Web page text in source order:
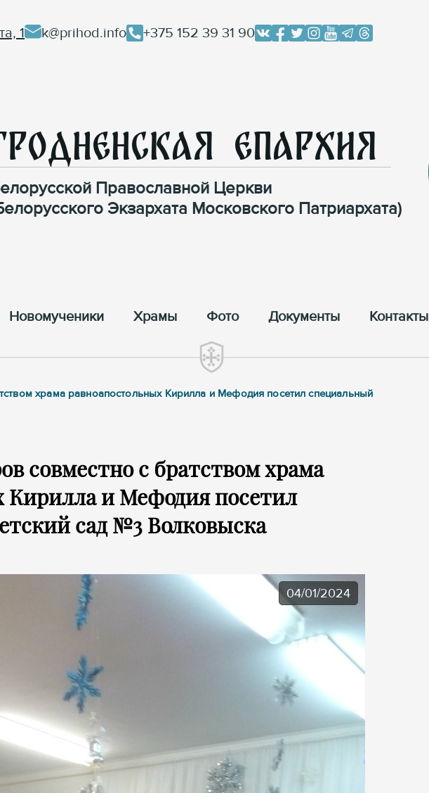
1 k@prihod.info +375 152 39 31 90
Епархия
Православной Церкви
Экзархата Московского Патриархата)
Новомученики Храмы Фото Документы Контакты
храма равноапостольных Кирилла и Мефодия посетил специальный
совместно с братством храма
Кирилла и Мефодия посетил
сад №3 Волковыска
04/01/2024